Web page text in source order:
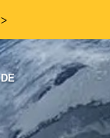
ᐳ
DE